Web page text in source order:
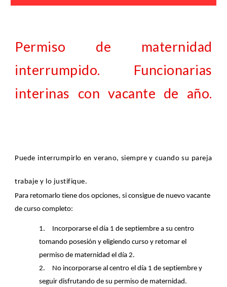
Permiso de maternidad
interrumpido. Funcionarias
interinas con vacante de año.
Puede interrumpirlo en verano, siempre y cuando su pareja
trabaje y lo justifique.
Para retomarlo tiene dos opciones, si consigue de nuevo vacante
de curso completo:
1.
Incorporarse el día 1 de septiembre a su centro
tomando posesión y eligiendo curso y retomar el
permiso de maternidad el día 2.
2.
No incorporarse al centro el día 1 de septiembre y
seguir disfrutando de su permiso de maternidad.